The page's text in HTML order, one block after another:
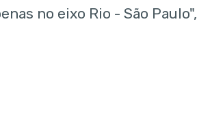
no eixo Rio - São Paulo",